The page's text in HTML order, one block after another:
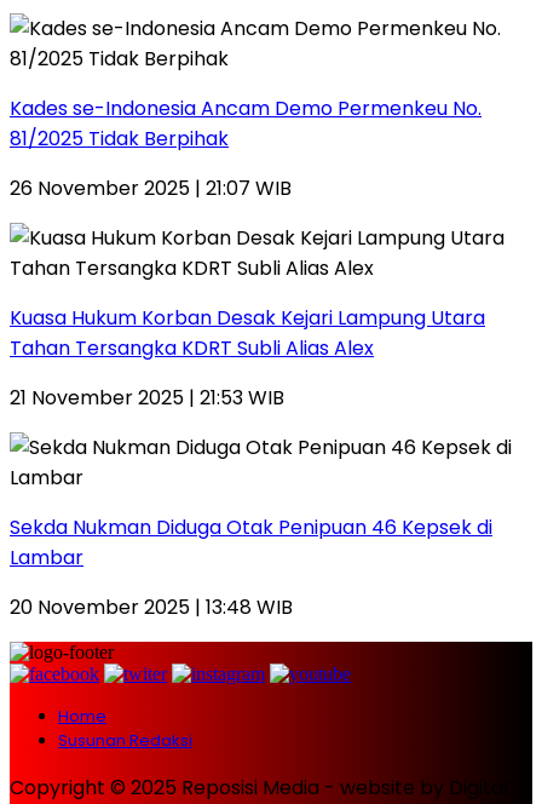
Kades se-Indonesia Ancam Demo Permenkeu No.
81/2025 Tidak Berpihak
26 November 2025 | 21:07 WIB
Kuasa Hukum Korban Desak Kejari Lampung Utara
Tahan Tersangka KDRT Subli Alias Alex
21 November 2025 | 21:53 WIB
Sekda Nukman Diduga Otak Penipuan 46 Kepsek di
Lambar
20 November 2025 | 13:48 WIB
Home
Susunan Redaksi
Copyright © 2025 Reposisi Media - website by Digital